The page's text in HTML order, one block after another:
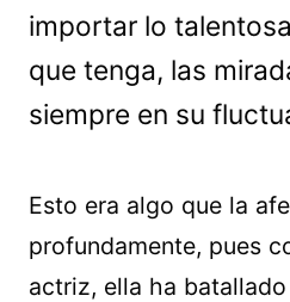
importar lo
que tenga, las
siempre en su
Esto era algo que la
profundamente, pues
actriz, ella ha